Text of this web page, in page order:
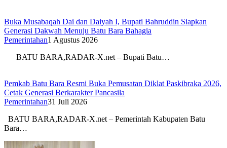
Buka Musabaqah Dai dan Daiyah I, Bupati Bahruddin Siapkan
Generasi Dakwah Menuju Batu Bara Bahagia
Pemerintahan1 Agustus 2026
BATU BARA,RADAR-X.net – Bupati Batu…
Pemkab Batu Bara Resmi Buka Pemusatan Diklat Paskibraka 2026,
Cetak Generasi Berkarakter Pancasila
Pemerintahan31 Juli 2026
BATU BARA,RADAR-X.net – Pemerintah Kabupaten Batu
Bara…